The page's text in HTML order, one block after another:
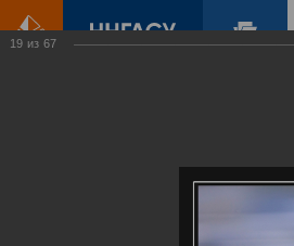
Фотогалерея
19 из 67